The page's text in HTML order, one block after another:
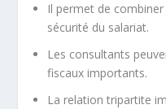
Il permet de
sécurité du salariat.
Les consultants
fiscaux importants.
La relation tripartite